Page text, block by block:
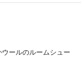
ールのルームシュー